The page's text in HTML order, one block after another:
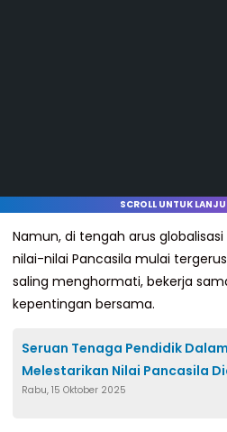
SCROLL UNTUK
Namun, di tengah arus
nilai-nilai Pancasila mulai
saling menghormati, bekerja
kepentingan bersama.
Seruan Tenaga Pendidik Dalam
Melestarikan Nilai Pancasila
Pendidikan
Rabu, 15 Oktober 2025